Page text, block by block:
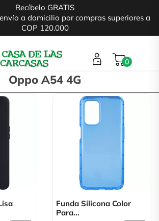
Recíbelo GRATIS
a domicilio por compras superiores a
COP 120.000
0
Oppo A54 4G
Funda Silicona Color
Para...